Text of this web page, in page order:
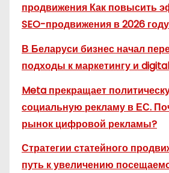
продвижения Как повысить
SEO-продвижения в 2026 году
В Беларуси бизнес начал
подходы к маркетингу и
Meta прекращает
социальную рекламу в ЕС.
рынок цифровой рекламы?
Стратегии статейного
путь к увеличению